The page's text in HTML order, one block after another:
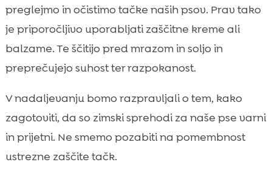
preglejmo in očistimo tačke naših psov. Prav tako
je priporočljivo uporabljati zaščitne kreme ali
balzame. Te ščitijo pred mrazom in soljo in
preprečujejo suhost ter razpokanost.
V nadaljevanju bomo razpravljali o tem, kako
zagotoviti, da so zimski sprehodi za naše pse varni
in prijetni. Ne smemo pozabiti na pomembnost
ustrezne zaščite tačk.